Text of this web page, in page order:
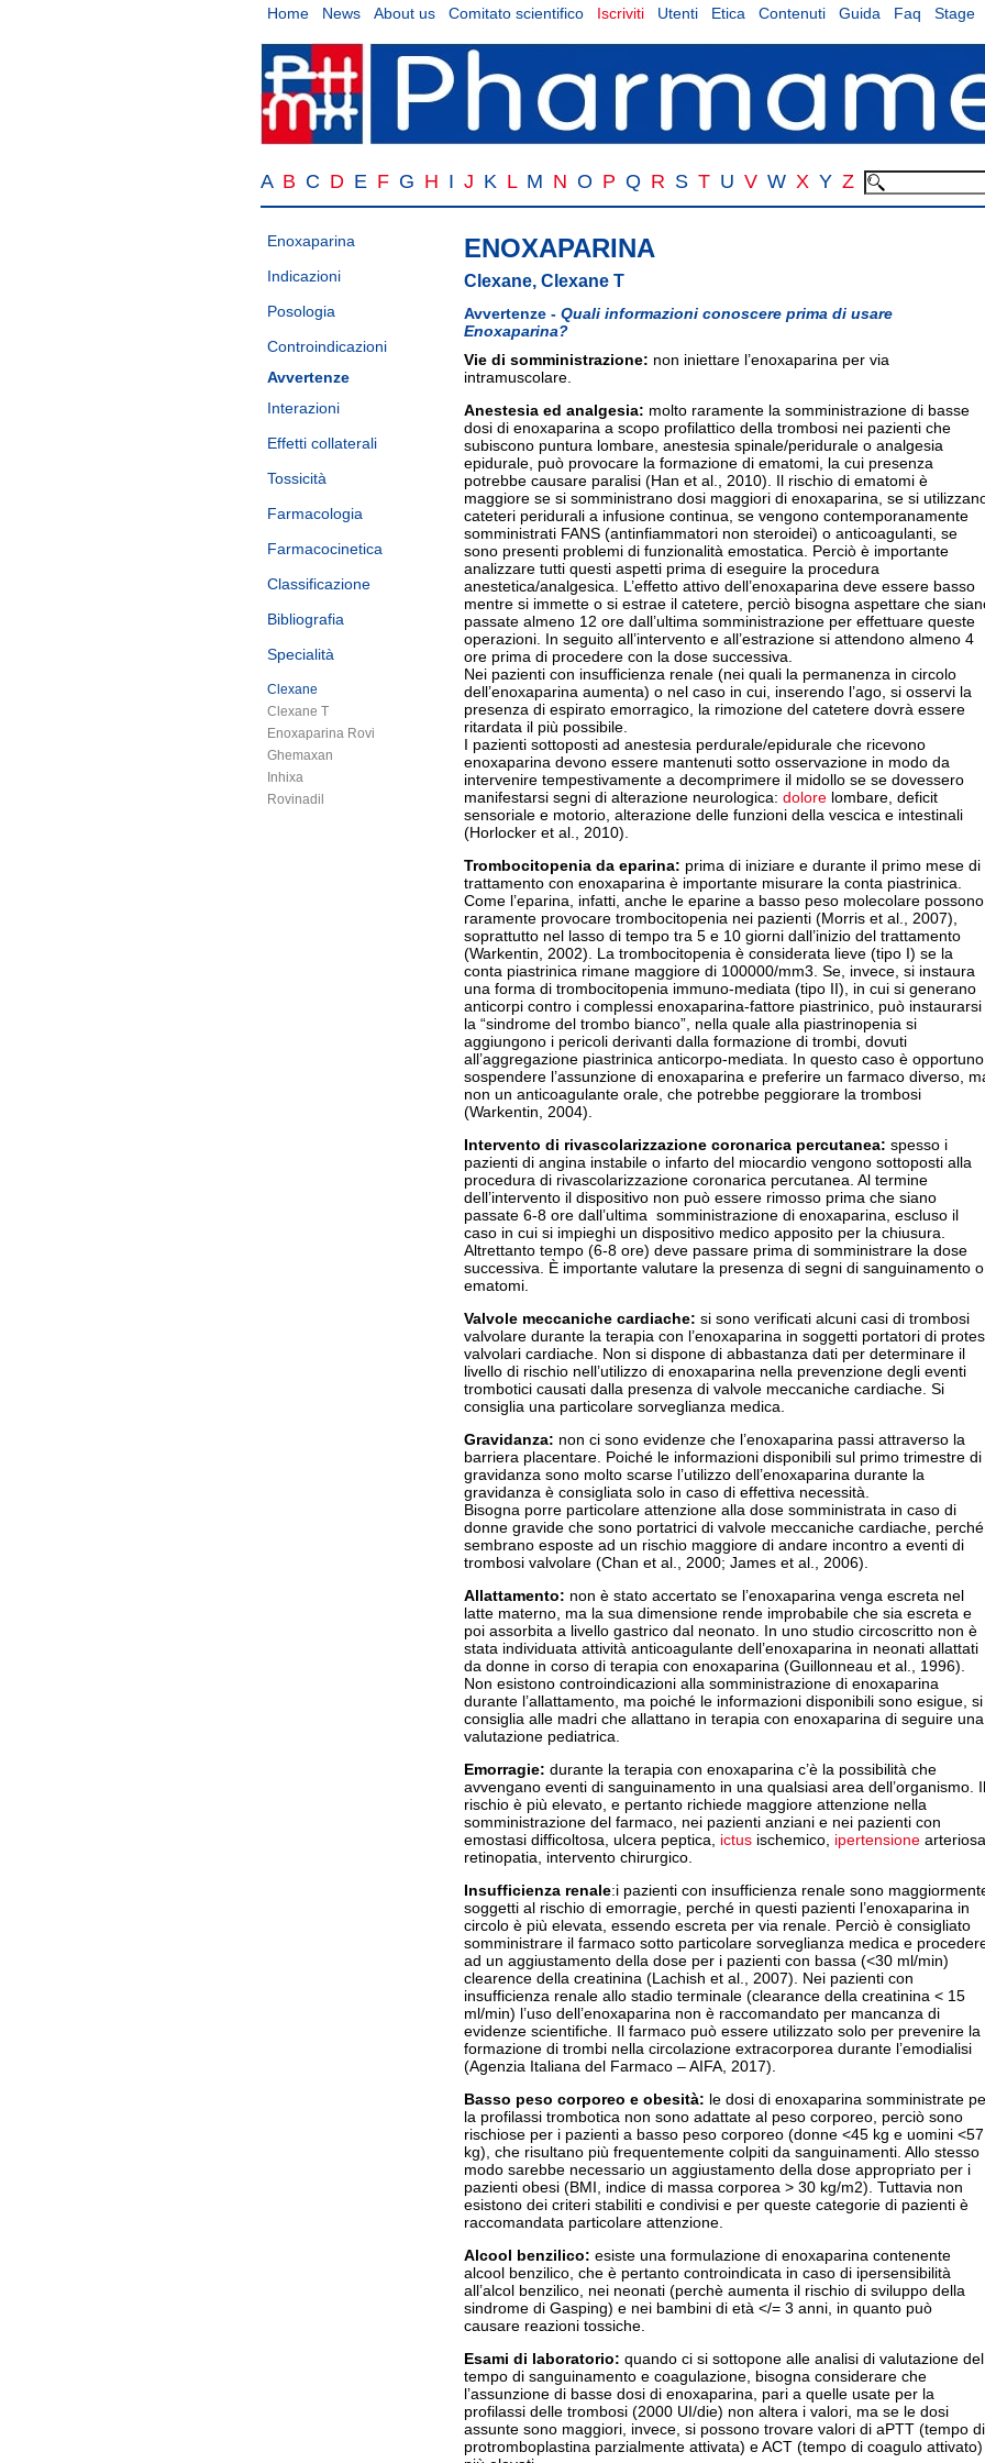
Home News About us Comitato scientifico Iscriviti Utenti Etica Contenuti Guida Faq Stage
A B C D E F G H I J K L M N O P Q R S T U V W X Y Z
Enoxaparina
Indicazioni
Posologia
Controindicazioni
Avvertenze
Interazioni
Effetti collaterali
Tossicità
Farmacologia
Farmacocinetica
Classificazione
Bibliografia
Specialità
Clexane
Clexane T
Enoxaparina Rovi
Ghemaxan
Inhixa
Rovinadil
ENOXAPARINA
Clexane, Clexane T
Avvertenze - Quali informazioni conoscere prima di usare
Enoxaparina?
Vie di somministrazione: non iniettare l’enoxaparina per via
intramuscolare.
Anestesia ed analgesia: molto raramente la somministrazione di basse
dosi di enoxaparina a scopo profilattico della trombosi nei pazienti che
subiscono puntura lombare, anestesia spinale/peridurale o analgesia
epidurale, può provocare la formazione di ematomi, la cui presenza
potrebbe causare paralisi (Han et al., 2010). Il rischio di ematomi è
maggiore se si somministrano dosi maggiori di enoxaparina, se si
cateteri peridurali a infusione continua, se vengono contemporanamente
somministrati FANS (antinfiammatori non steroidei) o anticoagulanti, se
sono presenti problemi di funzionalità emostatica. Perciò è importante
analizzare tutti questi aspetti prima di eseguire la procedura
anestetica/analgesica. L’effetto attivo dell’enoxaparina deve essere basso
mentre si immette o si estrae il catetere, perciò bisogna aspettare che
passate almeno 12 ore dall’ultima somministrazione per effettuare queste
operazioni. In seguito all’intervento e all’estrazione si attendono almeno 4
ore prima di procedere con la dose successiva.
Nei pazienti con insufficienza renale (nei quali la permanenza in circolo
dell’enoxaparina aumenta) o nel caso in cui, inserendo l’ago, si osservi la
presenza di espirato emorragico, la rimozione del catetere dovrà essere
ritardata il più possibile.
I pazienti sottoposti ad anestesia perdurale/epidurale che ricevono
enoxaparina devono essere mantenuti sotto osservazione in modo da
intervenire tempestivamente a decomprimere il midollo se se dovessero
manifestarsi segni di alterazione neurologica: dolore lombare, deficit
sensoriale e motorio, alterazione delle funzioni della vescica e intestinali
(Horlocker et al., 2010).
Trombocitopenia da eparina: prima di iniziare e durante il primo mese di
trattamento con enoxaparina è importante misurare la conta piastrinica.
Come l’eparina, infatti, anche le eparine a basso peso molecolare possono
raramente provocare trombocitopenia nei pazienti (Morris et al., 2007),
soprattutto nel lasso di tempo tra 5 e 10 giorni dall’inizio del trattamento
(Warkentin, 2002). La trombocitopenia è considerata lieve (tipo I) se la
conta piastrinica rimane maggiore di 100000/mm3. Se, invece, si instaura
una forma di trombocitopenia immuno-mediata (tipo II), in cui si generano
anticorpi contro i complessi enoxaparina-fattore piastrinico, può instaurarsi
la “sindrome del trombo bianco”, nella quale alla piastrinopenia si
aggiungono i pericoli derivanti dalla formazione di trombi, dovuti
all’aggregazione piastrinica anticorpo-mediata. In questo caso è opportuno
sospendere l’assunzione di enoxaparina e preferire un farmaco diverso,
non un anticoagulante orale, che potrebbe peggiorare la trombosi
(Warkentin, 2004).
Intervento di rivascolarizzazione coronarica percutanea: spesso i
pazienti di angina instabile o infarto del miocardio vengono sottoposti alla
procedura di rivascolarizzazione coronarica percutanea. Al termine
dell’intervento il dispositivo non può essere rimosso prima che siano
passate 6-8 ore dall’ultima somministrazione di enoxaparina, escluso il
caso in cui si impieghi un dispositivo medico apposito per la chiusura.
Altrettanto tempo (6-8 ore) deve passare prima di somministrare la dose
successiva. È importante valutare la presenza di segni di sanguinamento o
ematomi.
Valvole meccaniche cardiache: si sono verificati alcuni casi di trombosi
valvolare durante la terapia con l’enoxaparina in soggetti portatori di
valvolari cardiache. Non si dispone di abbastanza dati per determinare il
livello di rischio nell’utilizzo di enoxaparina nella prevenzione degli eventi
trombotici causati dalla presenza di valvole meccaniche cardiache. Si
consiglia una particolare sorveglianza medica.
Gravidanza: non ci sono evidenze che l’enoxaparina passi attraverso la
barriera placentare. Poiché le informazioni disponibili sul primo trimestre di
gravidanza sono molto scarse l’utilizzo dell’enoxaparina durante la
gravidanza è consigliata solo in caso di effettiva necessità.
Bisogna porre particolare attenzione alla dose somministrata in caso di
donne gravide che sono portatrici di valvole meccaniche cardiache, perché
sembrano esposte ad un rischio maggiore di andare incontro a eventi di
trombosi valvolare (Chan et al., 2000; James et al., 2006).
Allattamento: non è stato accertato se l’enoxaparina venga escreta nel
latte materno, ma la sua dimensione rende improbabile che sia escreta e
poi assorbita a livello gastrico dal neonato. In uno studio circoscritto non è
stata individuata attività anticoagulante dell’enoxaparina in neonati allattati
da donne in corso di terapia con enoxaparina (Guillonneau et al., 1996).
Non esistono controindicazioni alla somministrazione di enoxaparina
durante l’allattamento, ma poiché le informazioni disponibili sono esigue, si
consiglia alle madri che allattano in terapia con enoxaparina di seguire una
valutazione pediatrica.
Emorragie: durante la terapia con enoxaparina c’è la possibilità che
avvengano eventi di sanguinamento in una qualsiasi area dell’organismo. Il
rischio è più elevato, e pertanto richiede maggiore attenzione nella
somministrazione del farmaco, nei pazienti anziani e nei pazienti con
emostasi difficoltosa, ulcera peptica, ictus ischemico, ipertensione
retinopatia, intervento chirurgico.
Insufficienza renale:i pazienti con insufficienza renale sono
soggetti al rischio di emorragie, perché in questi pazienti l’enoxaparina in
circolo è più elevata, essendo escreta per via renale. Perciò è consigliato
somministrare il farmaco sotto particolare sorveglianza medica e
ad un aggiustamento della dose per i pazienti con bassa (<30 ml/min)
clearence della creatinina (Lachish et al., 2007). Nei pazienti con
insufficienza renale allo stadio terminale (clearance della creatinina < 15
ml/min) l’uso dell’enoxaparina non è raccomandato per mancanza di
evidenze scientifiche. Il farmaco può essere utilizzato solo per prevenire la
formazione di trombi nella circolazione extracorporea durante l’emodialisi
(Agenzia Italiana del Farmaco – AIFA, 2017).
Basso peso corporeo e obesità: le dosi di enoxaparina somministrate
la profilassi trombotica non sono adattate al peso corporeo, perciò sono
rischiose per i pazienti a basso peso corporeo (donne <45 kg e uomini <57
kg), che risultano più frequentemente colpiti da sanguinamenti. Allo stesso
modo sarebbe necessario un aggiustamento della dose appropriato per i
pazienti obesi (BMI, indice di massa corporea > 30 kg/m2). Tuttavia non
esistono dei criteri stabiliti e condivisi e per queste categorie di pazienti è
raccomandata particolare attenzione.
Alcool benzilico: esiste una formulazione di enoxaparina contenente
alcool benzilico, che è pertanto controindicata in caso di ipersensibilità
all’alcol benzilico, nei neonati (perchè aumenta il rischio di sviluppo della
sindrome di Gasping) e nei bambini di età </= 3 anni, in quanto può
causare reazioni tossiche.
Esami di laboratorio: quando ci si sottopone alle analisi di valutazione del
tempo di sanguinamento e coagulazione, bisogna considerare che
l’assunzione di basse dosi di enoxaparina, pari a quelle usate per la
profilassi delle trombosi (2000 UI/die) non altera i valori, ma se le dosi
assunte sono maggiori, invece, si possono trovare valori di aPTT (tempo di
protromboplastina parzialmente attivata) e ACT (tempo di coagulo attivato)